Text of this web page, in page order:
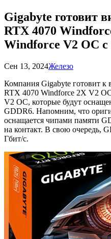
Gigabyte готовит
RTX 4070
Windforce V2 OC
Сен 13, 2024Железо
Компания Gigabyte готовит к
RTX 4070 Windforce 2X V2
V2 OC, которые будут
GDDR6. Напомним, что
оснащается чипами памяти
на контакт. В свою очередь,
Гбит/с.